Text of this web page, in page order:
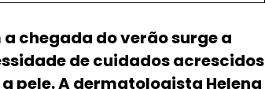
a chegada do verão surge a
de cuidados acrescidos
pele. A dermatologista Helena